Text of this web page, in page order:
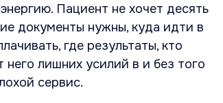
Пациент не хочет десять
документы нужны, куда идти в
где результаты, кто
него лишних усилий в и без того
сервис.